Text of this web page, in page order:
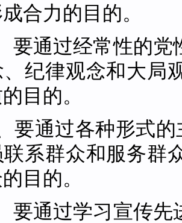
合力的目的。
通过经常性的党
纪律观念和大局
目的。
通过各种形式的
系群众和服务群
目的。
通过学习宣传先